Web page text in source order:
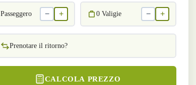
Passeggero − + 0 Valigie − +
Prenotare il ritorno?
CALCOLA PREZZO